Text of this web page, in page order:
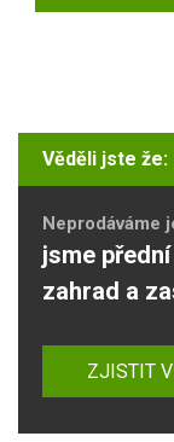
Věděli jste že:
Neprodáváme
jsme
zahrad a
ZJISTIT